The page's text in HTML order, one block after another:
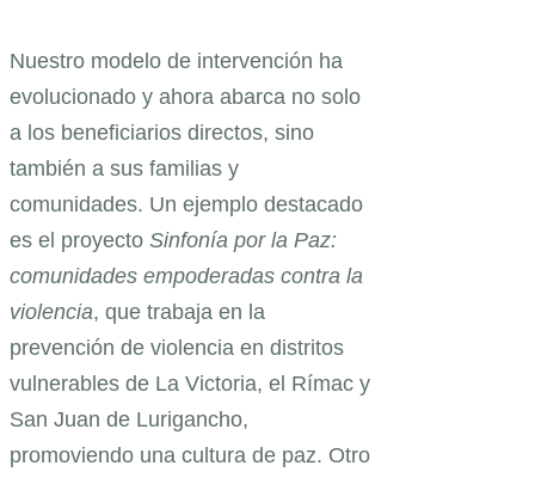
Nuestro modelo de intervención ha
evolucionado y ahora abarca no solo
a los beneficiarios directos, sino
también a sus familias y
comunidades. Un ejemplo destacado
es el proyecto Sinfonía por la Paz:
comunidades empoderadas contra la
violencia, que trabaja en la
prevención de violencia en distritos
vulnerables de La Victoria, el Rímac y
San Juan de Lurigancho,
promoviendo una cultura de paz. Otro